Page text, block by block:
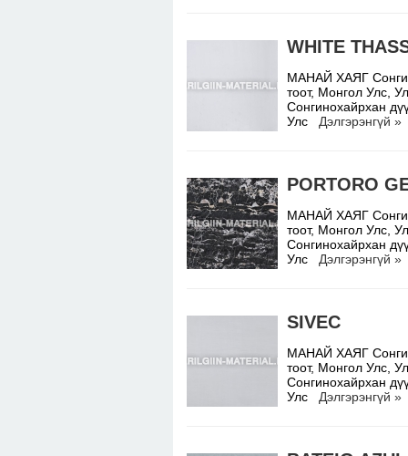
WHITE
МАНАЙ ХАЯГ
тоот, Монгол Улс,
Сонгинохайрхан
Улс Дэлгэрэнгүй »
PORTORO
МАНАЙ ХАЯГ
тоот, Монгол Улс,
Сонгинохайрхан
Улс Дэлгэрэнгүй »
SIVEC
МАНАЙ ХАЯГ
тоот, Монгол Улс,
Сонгинохайрхан
Улс Дэлгэрэнгүй »